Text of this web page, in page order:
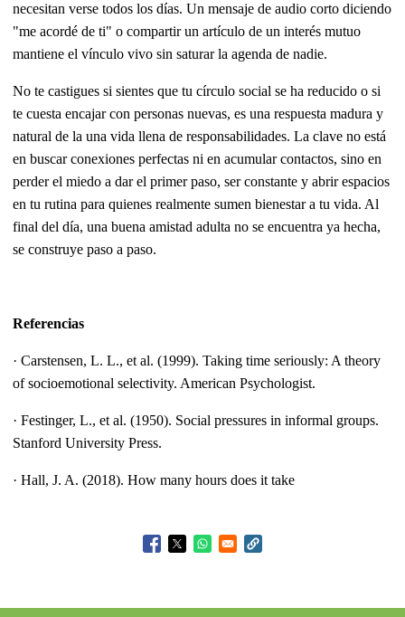
necesitan verse todos los días. Un mensaje de audio corto diciendo
"me acordé de ti" o compartir un artículo de un interés mutuo
mantiene el vínculo vivo sin saturar la agenda de nadie.
No te castigues si sientes que tu círculo social se ha reducido o si
te cuesta encajar con personas nuevas, es una respuesta madura y
natural de la una vida llena de responsabilidades. La clave no está
en buscar conexiones perfectas ni en acumular contactos, sino en
perder el miedo a dar el primer paso, ser constante y abrir espacios
en tu rutina para quienes realmente sumen bienestar a tu vida. Al
final del día, una buena amistad adulta no se encuentra ya hecha,
se construye paso a paso.
Referencias
· Carstensen, L. L., et al. (1999). Taking time seriously: A theory
of socioemotional selectivity. American Psychologist.
· Festinger, L., et al. (1950). Social pressures in informal groups.
Stanford University Press.
· Hall, J. A. (2018). How many hours does it take